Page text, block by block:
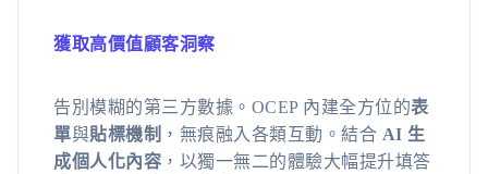
獲取高價值顧客洞察
告別模糊的第三方數據。OCEP 內建全方位的表
單與貼標機制 ，無痕融入各類互動。結合 AI 生
成個人化內容 ，以獨一無二的體驗大幅提升填答